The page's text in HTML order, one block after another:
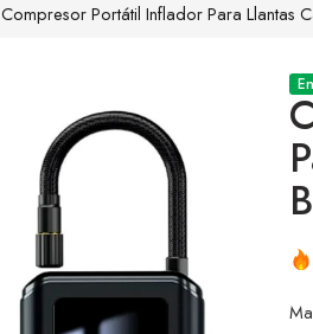
Compresor Portátil Inflador Para Llantas